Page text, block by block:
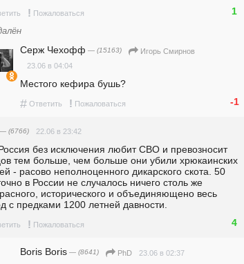
! Пожаловаться 1
Серж Чехофф — (15163)
Игорь Смирнов
23.06 в 04:04
Местого кефира бушь?
# Ответить ! Пожаловаться -1
— (6766) 22.06 в 23:42
без исключения любит СВО и превозносит
тем больше, чем больше они убили хрюкаинских
- расово неполноценного дикарского скота. 50
в России не случалось ничего столь же
исторического и объединяющено весь
с предками 1200 летней давности.
! Пожаловаться 4
Boris Boris — (8641) PhD 23.06 в 02:37